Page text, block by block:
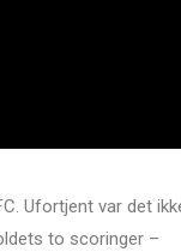
Ufortjent var det
to scoringer –